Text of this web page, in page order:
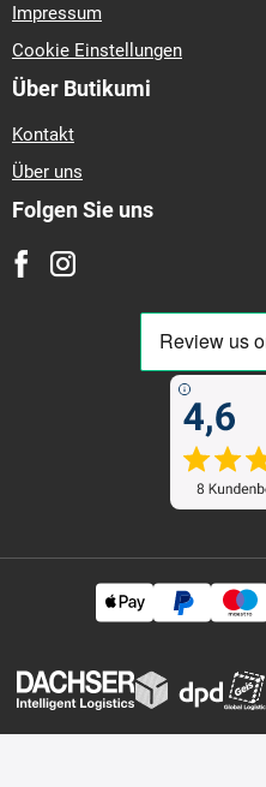
Impressum
Cookie Einstellungen
Über Butikumi
Kontakt
Über uns
Folgen Sie uns